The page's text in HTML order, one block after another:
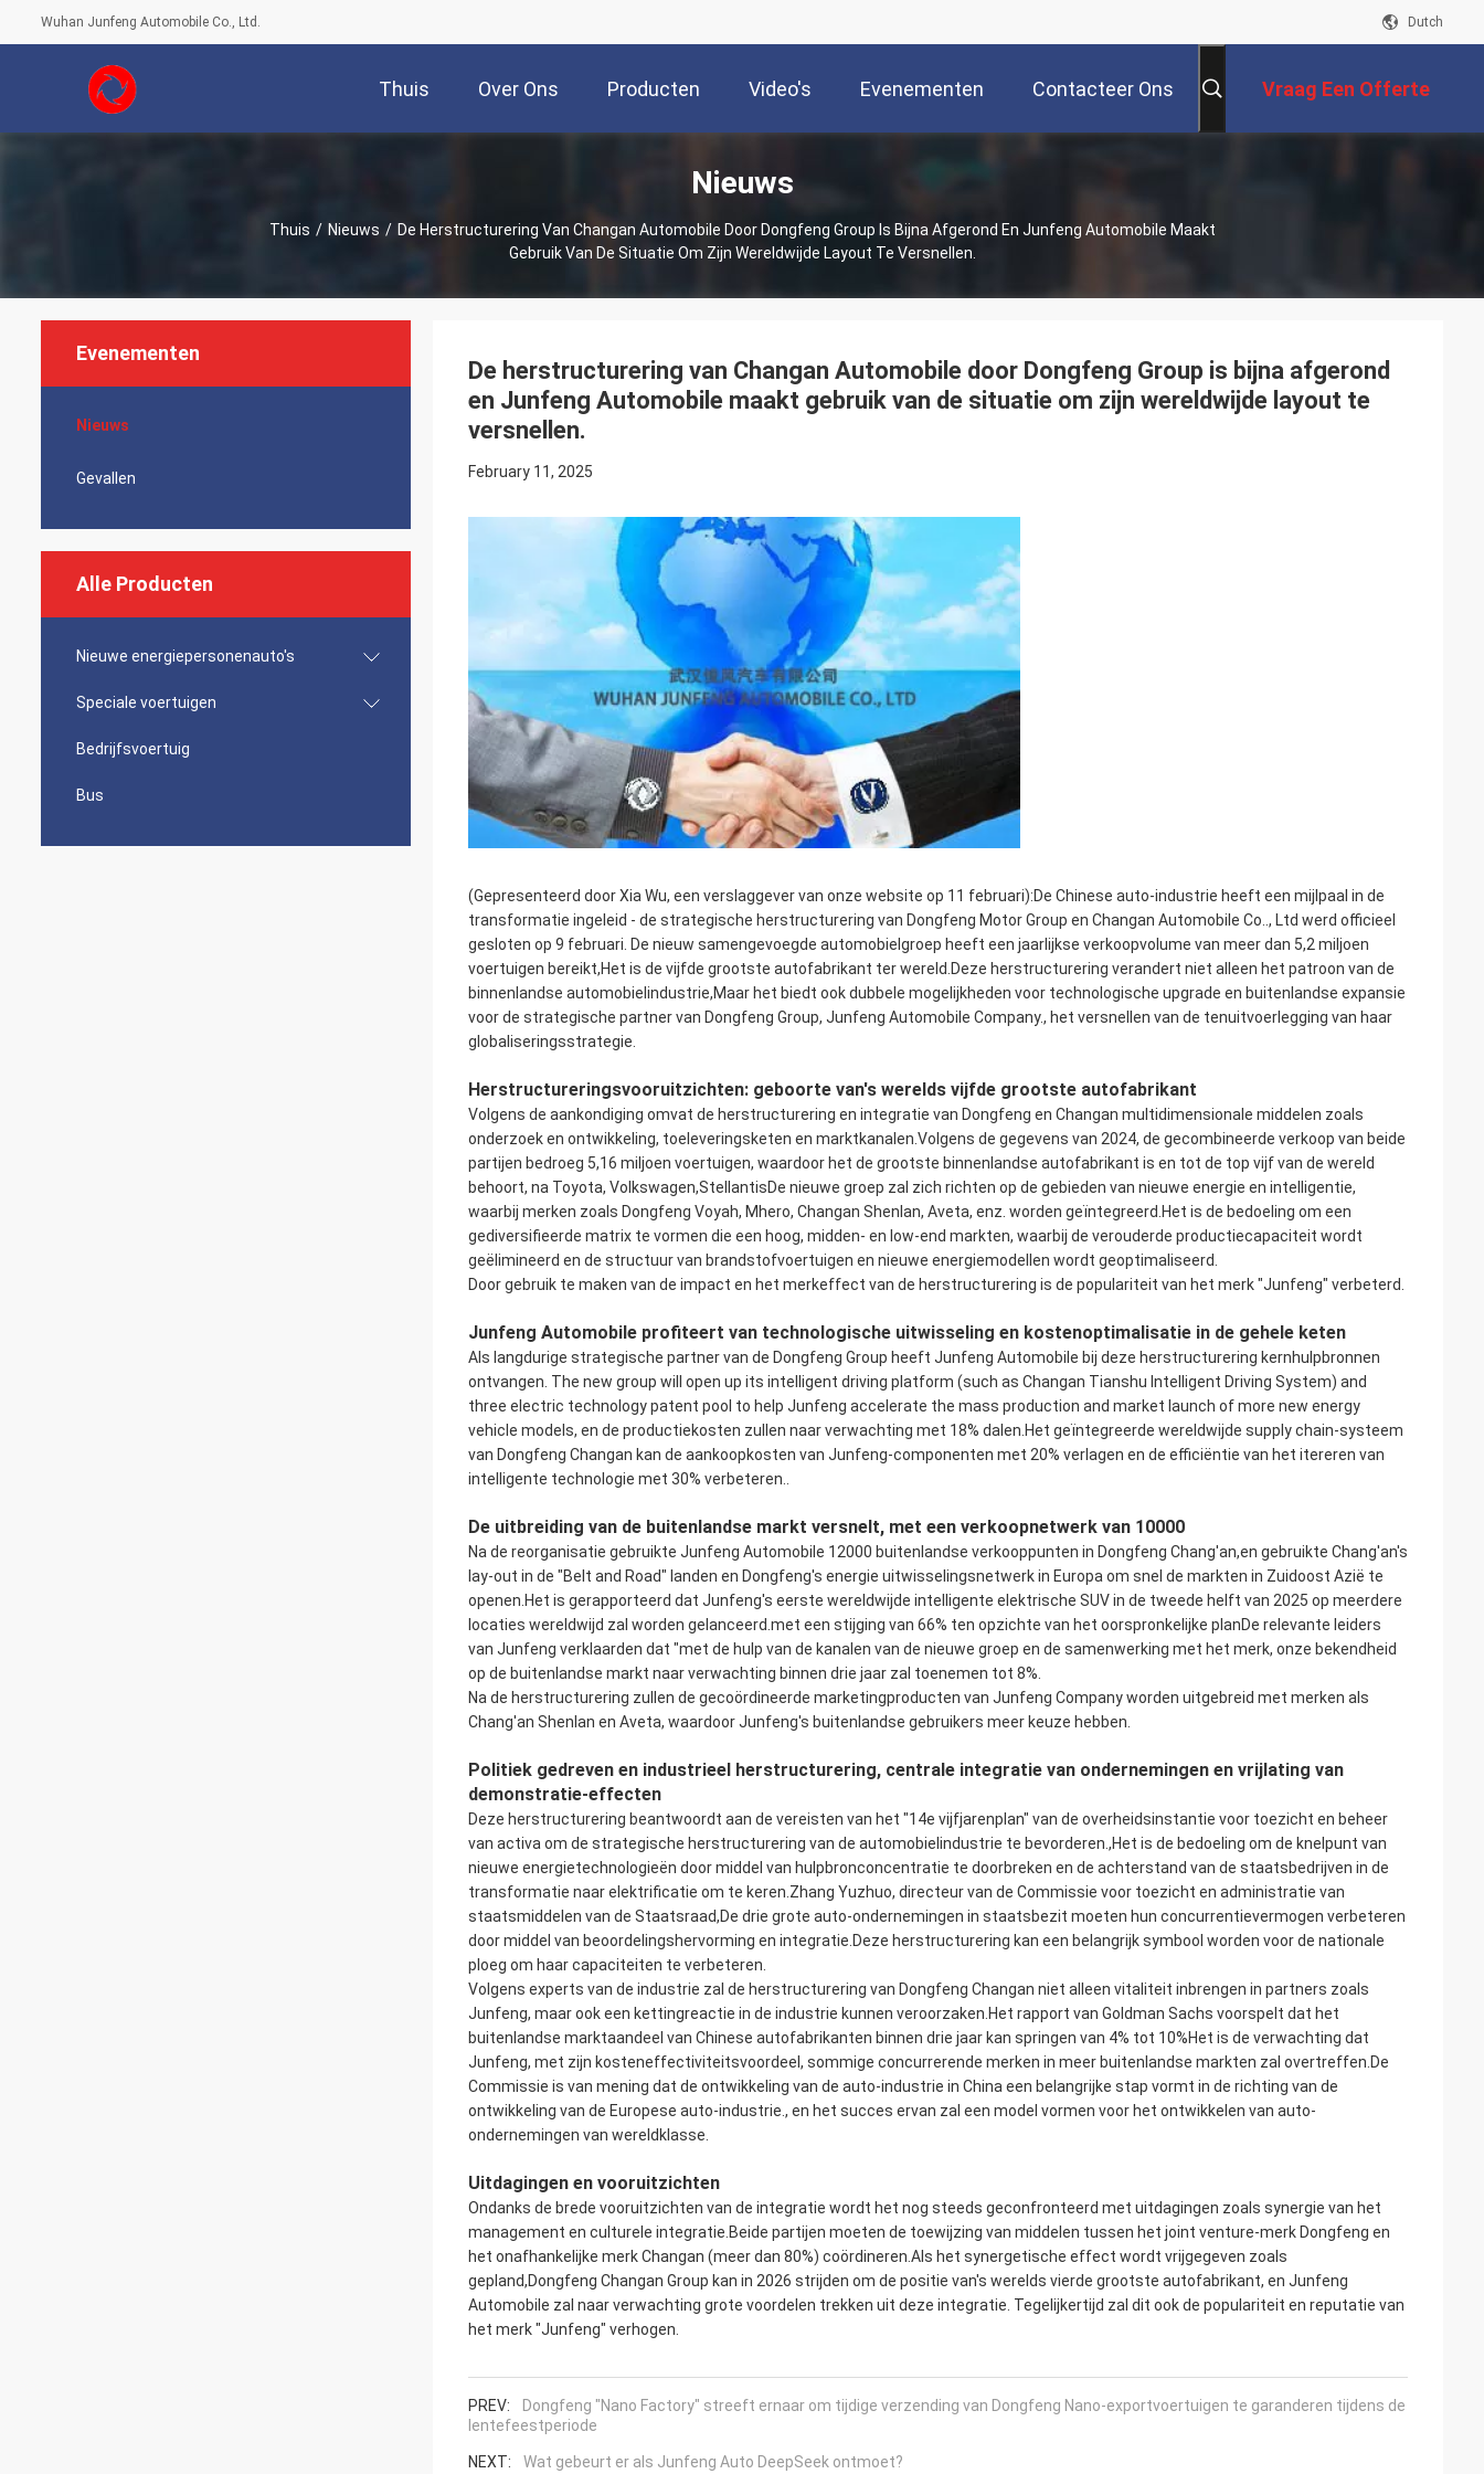
Wuhan Junfeng Automobile Co., Ltd. Dutch
Thuis Over Ons Producten Video's Evenementen Contacteer Ons Vraag Een Offerte
Nieuws
Thuis / Nieuws / De Herstructurering Van Changan Automobile Door Dongfeng Group Is Bijna Afgerond En Junfeng Automobile Maakt
Gebruik Van De Situatie Om Zijn Wereldwijde Layout Te Versnellen.
Evenementen
Nieuws
Gevallen
Alle Producten
Nieuwe energiepersonenauto's
Speciale voertuigen
Bedrijfsvoertuig
Bus
De herstructurering van Changan Automobile door Dongfeng Group is bijna afgerond
en Junfeng Automobile maakt gebruik van de situatie om zijn wereldwijde layout te
versnellen.
February 11, 2025
(Gepresenteerd door Xia Wu, een verslaggever van onze website op 11 februari):De Chinese auto-industrie heeft een mijlpaal in de
transformatie ingeleid - de strategische herstructurering van Dongfeng Motor Group en Changan Automobile Co.., Ltd werd officieel
gesloten op 9 februari. De nieuw samengevoegde automobielgroep heeft een jaarlijkse verkoopvolume van meer dan 5,2 miljoen
voertuigen bereikt,Het is de vijfde grootste autofabrikant ter wereld.Deze herstructurering verandert niet alleen het patroon van de
binnenlandse automobielindustrie,Maar het biedt ook dubbele mogelijkheden voor technologische upgrade en buitenlandse expansie
voor de strategische partner van Dongfeng Group, Junfeng Automobile Company., het versnellen van de tenuitvoerlegging van haar
globaliseringsstrategie.
Herstructureringsvooruitzichten: geboorte van's werelds vijfde grootste autofabrikant
Volgens de aankondiging omvat de herstructurering en integratie van Dongfeng en Changan multidimensionale middelen zoals
onderzoek en ontwikkeling, toeleveringsketen en marktkanalen.Volgens de gegevens van 2024, de gecombineerde verkoop van beide
partijen bedroeg 5,16 miljoen voertuigen, waardoor het de grootste binnenlandse autofabrikant is en tot de top vijf van de wereld
behoort, na Toyota, Volkswagen,StellantisDe nieuwe groep zal zich richten op de gebieden van nieuwe energie en intelligentie,
waarbij merken zoals Dongfeng Voyah, Mhero, Changan Shenlan, Aveta, enz. worden geïntegreerd.Het is de bedoeling om een
gediversifieerde matrix te vormen die een hoog, midden- en low-end markten, waarbij de verouderde productiecapaciteit wordt
geëlimineerd en de structuur van brandstofvoertuigen en nieuwe energiemodellen wordt geoptimaliseerd.
Door gebruik te maken van de impact en het merkeffect van de herstructurering is de populariteit van het merk "Junfeng" verbeterd.
Junfeng Automobile profiteert van technologische uitwisseling en kostenoptimalisatie in de gehele keten
Als langdurige strategische partner van de Dongfeng Group heeft Junfeng Automobile bij deze herstructurering kernhulpbronnen
ontvangen. The new group will open up its intelligent driving platform (such as Changan Tianshu Intelligent Driving System) and
three electric technology patent pool to help Junfeng accelerate the mass production and market launch of more new energy
vehicle models, en de productiekosten zullen naar verwachting met 18% dalen.Het geïntegreerde wereldwijde supply chain-systeem
van Dongfeng Changan kan de aankoopkosten van Junfeng-componenten met 20% verlagen en de efficiëntie van het itereren van
intelligente technologie met 30% verbeteren..
De uitbreiding van de buitenlandse markt versnelt, met een verkoopnetwerk van 10000
Na de reorganisatie gebruikte Junfeng Automobile 12000 buitenlandse verkooppunten in Dongfeng Chang'an,en gebruikte Chang'an's
lay-out in de "Belt and Road" landen en Dongfeng's energie uitwisselingsnetwerk in Europa om snel de markten in Zuidoost Azië te
openen.Het is gerapporteerd dat Junfeng's eerste wereldwijde intelligente elektrische SUV in de tweede helft van 2025 op meerdere
locaties wereldwijd zal worden gelanceerd.met een stijging van 66% ten opzichte van het oorspronkelijke planDe relevante leiders
van Junfeng verklaarden dat "met de hulp van de kanalen van de nieuwe groep en de samenwerking met het merk, onze bekendheid
op de buitenlandse markt naar verwachting binnen drie jaar zal toenemen tot 8%.
Na de herstructurering zullen de gecoördineerde marketingproducten van Junfeng Company worden uitgebreid met merken als
Chang'an Shenlan en Aveta, waardoor Junfeng's buitenlandse gebruikers meer keuze hebben.
Politiek gedreven en industrieel herstructurering, centrale integratie van ondernemingen en vrijlating van
demonstratie-effecten
Deze herstructurering beantwoordt aan de vereisten van het "14e vijfjarenplan" van de overheidsinstantie voor toezicht en beheer
van activa om de strategische herstructurering van de automobielindustrie te bevorderen.,Het is de bedoeling om de knelpunt van
nieuwe energietechnologieën door middel van hulpbronconcentratie te doorbreken en de achterstand van de staatsbedrijven in de
transformatie naar elektrificatie om te keren.Zhang Yuzhuo, directeur van de Commissie voor toezicht en administratie van
staatsmiddelen van de Staatsraad,De drie grote auto-ondernemingen in staatsbezit moeten hun concurrentievermogen verbeteren
door middel van beoordelingshervorming en integratie.Deze herstructurering kan een belangrijk symbool worden voor de nationale
ploeg om haar capaciteiten te verbeteren.
Volgens experts van de industrie zal de herstructurering van Dongfeng Changan niet alleen vitaliteit inbrengen in partners zoals
Junfeng, maar ook een kettingreactie in de industrie kunnen veroorzaken.Het rapport van Goldman Sachs voorspelt dat het
buitenlandse marktaandeel van Chinese autofabrikanten binnen drie jaar kan springen van 4% tot 10%Het is de verwachting dat
Junfeng, met zijn kosteneffectiviteitsvoordeel, sommige concurrerende merken in meer buitenlandse markten zal overtreffen.De
Commissie is van mening dat de ontwikkeling van de auto-industrie in China een belangrijke stap vormt in de richting van de
ontwikkeling van de Europese auto-industrie., en het succes ervan zal een model vormen voor het ontwikkelen van auto-
ondernemingen van wereldklasse.
Uitdagingen en vooruitzichten
Ondanks de brede vooruitzichten van de integratie wordt het nog steeds geconfronteerd met uitdagingen zoals synergie van het
management en culturele integratie.Beide partijen moeten de toewijzing van middelen tussen het joint venture-merk Dongfeng en
het onafhankelijke merk Changan (meer dan 80%) coördineren.Als het synergetische effect wordt vrijgegeven zoals
gepland,Dongfeng Changan Group kan in 2026 strijden om de positie van's werelds vierde grootste autofabrikant, en Junfeng
Automobile zal naar verwachting grote voordelen trekken uit deze integratie. Tegelijkertijd zal dit ook de populariteit en reputatie van
het merk "Junfeng" verhogen.
PREV:
Dongfeng "Nano Factory" streeft ernaar om tijdige verzending van Dongfeng Nano-exportvoertuigen te garanderen tijdens de
lentefeestperiode
NEXT: Wat gebeurt er als Junfeng Auto DeepSeek ontmoet?